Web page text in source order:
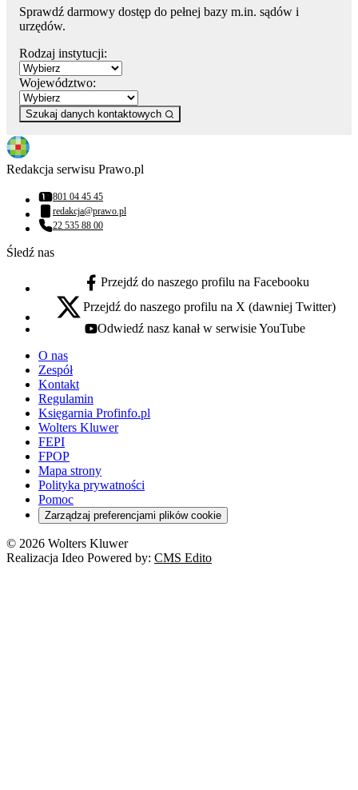
Sprawdź darmowy dostęp do pełnej bazy m.in. sądów i
urzędów.
Rodzaj instytucji:
Województwo:
Szukaj danych kontaktowych
Redakcja serwisu Prawo.pl
Numer telefonu:
801 04 45 45
Adres email:
redakcja@prawo.pl
Numer telefonu:
22 535 88 00
Śledź nas
facebook - otwiera się w nowej karcie
Przejdź do naszego profilu na Facebooku
x - otwiera się w nowej karcie
Przejdź do naszego profilu na X (dawniej Twitter)
youtube - otwiera się w nowej karcie
Odwiedź nasz kanał w serwisie YouTube
O nas
Zespół
Kontakt
Regulamin
Księgarnia Profinfo.pl
Wolters Kluwer
FEPI
FPOP
Mapa strony
Polityka prywatności
Pomoc
Zarządzaj preferencjami plików cookie
© 2026 Wolters Kluwer
Realizacja Ideo Powered by: CMS Edito